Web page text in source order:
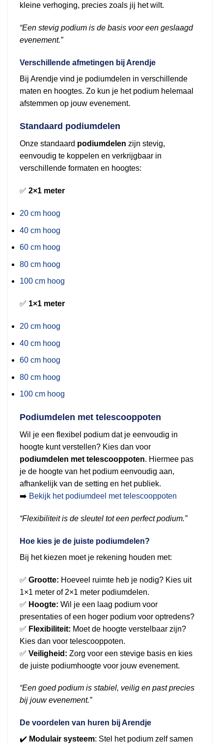
kleine verhoging, precies zoals jij het wilt.
“Een stevig podium is de basis voor een geslaagd
evenement.”
Verschillende afmetingen bij Arendje
Bij Arendje vind je podiumdelen in verschillende
maten en hoogtes. Zo kun je het podium helemaal
afstemmen op jouw evenement.
Standaard podiumdelen
Onze standaard podiumdelen zijn stevig,
eenvoudig te koppelen en verkrijgbaar in
verschillende formaten en hoogtes:
✅ 2×1 meter
20 cm hoog
40 cm hoog
60 cm hoog
80 cm hoog
100 cm hoog
✅ 1×1 meter
20 cm hoog
40 cm hoog
60 cm hoog
80 cm hoog
100 cm hoog
Podiumdelen met telescooppoten
Wil je een flexibel podium dat je eenvoudig in
hoogte kunt verstellen? Kies dan voor
podiumdelen met telescooppoten. Hiermee pas
je de hoogte van het podium eenvoudig aan,
afhankelijk van de setting en het publiek.
➡️ Bekijk het podiumdeel met telescooppoten
“Flexibiliteit is de sleutel tot een perfect podium.”
Hoe kies je de juiste podiumdelen?
Bij het kiezen moet je rekening houden met:
✅ Grootte: Hoeveel ruimte heb je nodig? Kies uit
1×1 meter of 2×1 meter podiumdelen.
✅ Hoogte: Wil je een laag podium voor
presentaties of een hoger podium voor optredens?
✅ Flexibiliteit: Moet de hoogte verstelbaar zijn?
Kies dan voor telescooppoten.
✅ Veiligheid: Zorg voor een stevige basis en kies
de juiste podiumhoogte voor jouw evenement.
“Een goed podium is stabiel, veilig en past precies
bij jouw evenement.”
De voordelen van huren bij Arendje
✔️ Modulair systeem: Stel het podium zelf samen